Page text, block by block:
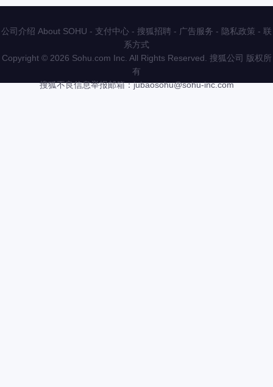
公司介绍 About SOHU - 支付中心 - 搜狐招聘 - 广告服务 - 隐私政策 - 联
系方式
Copyright © 2026 Sohu.com Inc. All Rights Reserved. 搜狐公司 版权所
有
搜狐不良信息举报邮箱：jubaosohu@sohu-inc.com